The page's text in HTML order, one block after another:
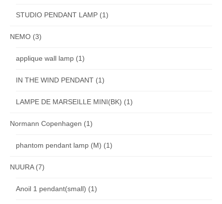
STUDIO PENDANT LAMP (1)
NEMO (3)
applique wall lamp (1)
IN THE WIND PENDANT (1)
LAMPE DE MARSEILLE MINI(BK) (1)
Normann Copenhagen (1)
phantom pendant lamp (M) (1)
NUURA(7)
Anoil 1 pendant(small) (1)